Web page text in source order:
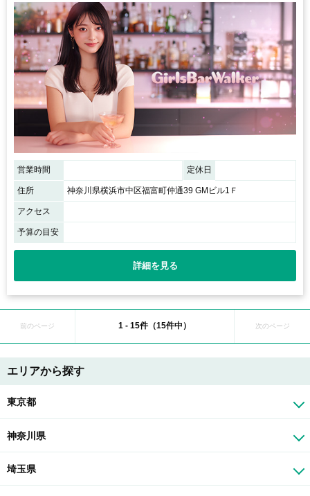
営業時間 定休日
住所 神奈川県横浜市中区福富町仲通39 GMビル1Ｆ
アクセス
予算の目安
詳細を見る
前のページ 1 - 15件（15件中） 次のページ
エリアから探す
東京都
神奈川県
埼玉県